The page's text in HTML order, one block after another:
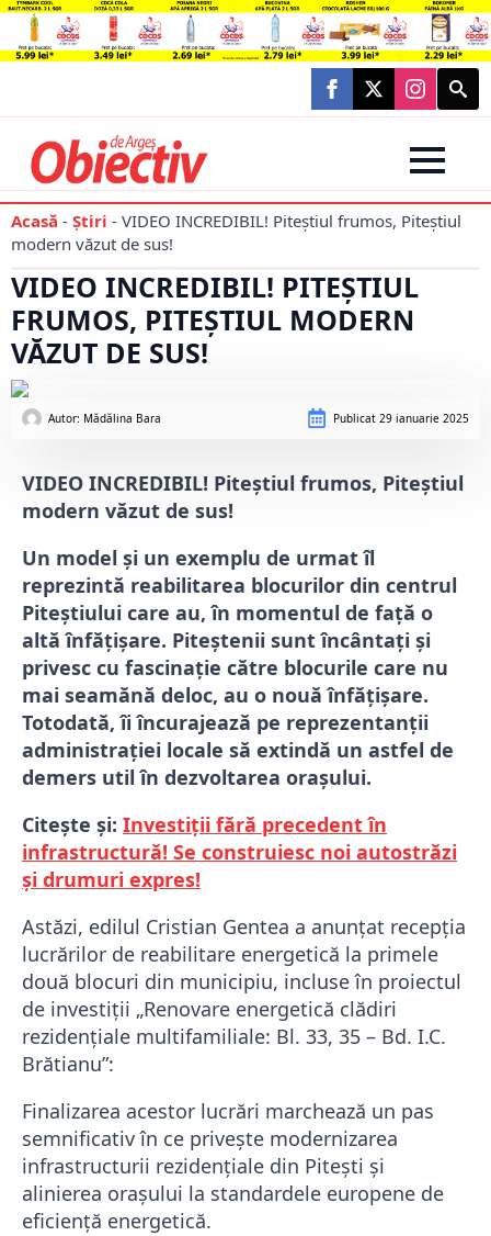
Search
for:
Acasă - Știri - VIDEO INCREDIBIL! Piteștiul frumos, Piteștiul
modern văzut de sus!
VIDEO INCREDIBIL! PITEȘTIUL
FRUMOS, PITEȘTIUL MODERN
VĂZUT DE SUS!
Autor: Mădălina Bara Publicat 29 ianuarie 2025
VIDEO INCREDIBIL! Piteștiul frumos, Piteștiul
modern văzut de sus!
Un model și un exemplu de urmat îl
reprezintă reabilitarea blocurilor din centrul
Piteștiului care au, în momentul de față o
altă înfățișare. Piteștenii sunt încântați și
privesc cu fascinație către blocurile care nu
mai seamănă deloc, au o nouă înfățișare.
Totodată, îi încurajează pe reprezentanții
administrației locale să extindă un astfel de
demers util în dezvoltarea orașului.
Citește și: Investiții fără precedent în
infrastructură! Se construiesc noi autostrăzi
și drumuri expres!
Astăzi, edilul Cristian Gentea a anunțat recepția
lucrărilor de reabilitare energetică la primele
două blocuri din municipiu, incluse în proiectul
de investiții „Renovare energetică clădiri
rezidențiale multifamiliale: Bl. 33, 35 – Bd. I.C.
Brătianu”:
Finalizarea acestor lucrări marchează un pas
semnificativ în ce privește modernizarea
infrastructurii rezidențiale din Pitești și
alinierea orașului la standardele europene de
eficiență energetică.